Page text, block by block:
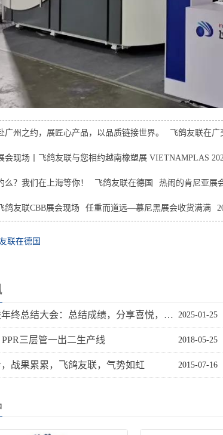
广州之约，展匠心产品，以品质链接世界。 飞鸽友联在
会现场丨飞鸽友联与您相约越南橡塑展 VIETNAMPLAS
么？我们在上海等你！ 飞鸽友联在德国 热闹的肯尼亚展
鸽友联CBB展会现场 任重而道远—慕尼黑展会收货满满
联在德国
2025-01-25
飞鸽友联年终总结大会：总结成绩，分享喜悦，迈向新征程
2018-05-25
PPR三层管一出二生产线
2015-07-16
战果累累，飞鸽友联，气势如虹